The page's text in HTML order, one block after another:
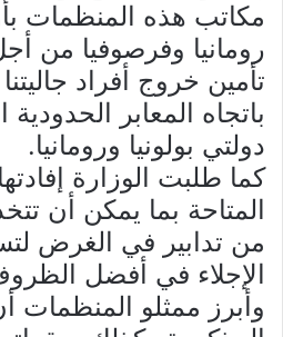
مكاتب هذه المنظمات
رومانيا وفرصوفيا من
تأمين خروج أفراد
باتجاه المعابر الحدودية
دولتي بولونيا ورومانيا.
كما طلبت الوزارة
المتاحة بما يمكن أن
من تدابير في الغرض
الإجلاء في أفضل
وأبرز ممثلو المنظمات